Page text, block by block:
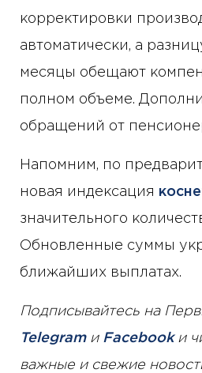
корректировки
автоматически, а
месяцы обещают
полном объеме.
обращений от
Напомним, по
новая индексация
значительного
Обновленные суммы
ближайших выплатах.
Подписывайтесь на
Telegramи Facebookи
важные и свежие